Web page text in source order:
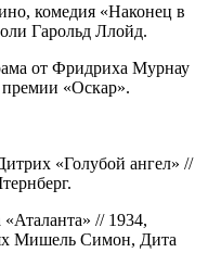
комедия «Наконец в
Гарольд Ллойд.
от Фридриха Мурнау
«Оскар».
«Голубой ангел» //
«Аталанта» // 1934,
Мишель Симон, Дита